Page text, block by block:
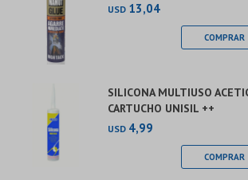
USD 13,04
SILICONA MULTIUSO
CARTUCHO UNISIL ++
USD 4,99